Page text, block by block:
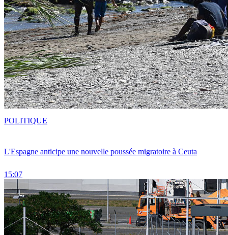
L'Espagne anticipe une nouvelle poussée migratoire à Ceuta
15:07
POLITIQUE